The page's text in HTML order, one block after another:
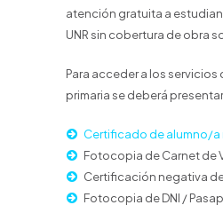
atención gratuita a
UNR sin cobertura de obra
Para acceder a los
primaria se deberá
Certificado de alumno/a
Fotocopia de Carnet de
Certificación negativa de
Fotocopia de DNI /